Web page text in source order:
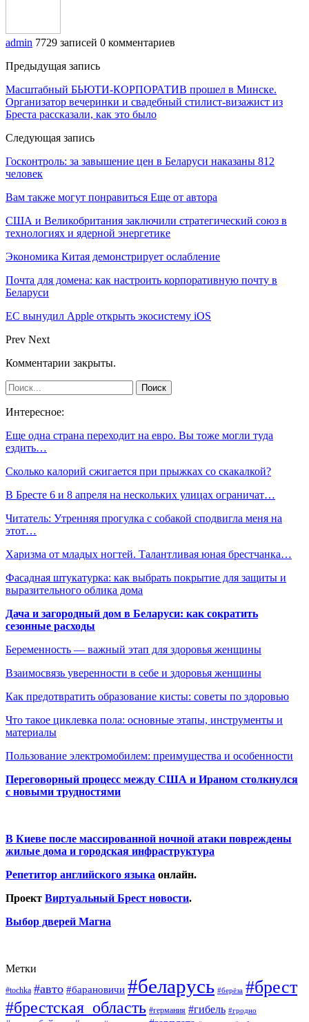
admin 7729 записей 0 комментариев
Предыдущая запись
Масштабный БЬЮТИ-КОРПОРАТИВ прошел в Минске.
Организатор вечеринки и свадебный стилист-визажист из
Бреста рассказали, как это было
Следующая запись
Госконтроль: за завышение цен в Беларуси наказаны 812
человек
Вам также могут понравиться Еще от автора
США и Великобритания заключили стратегический союз в
технологиях и ядерной энергетике
Экономика Китая демонстрирует ослабление
Почта для домена: как настроить корпоративную почту в
Беларуси
ЕС вынудил Apple открыть экосистему iOS
Prev Next
Комментарии закрыты.
Интересное:
Еще одна страна переходит на евро. Вы тоже могли туда
ездить…
Сколько калорий сжигается при прыжках со скакалкой?
В Бресте 6 и 8 апреля на нескольких улицах ограничат…
Читатель: Утренняя прогулка с собакой сподвигла меня на
этот…
Харизма от младых ногтей. Талантливая юная брестчанка…
Фасадная штукатурка: как выбрать покрытие для защиты и
выразительного облика дома
Дача и загородный дом в Беларуси: как сократить
сезонные расходы
Беременность — важный этап для здоровья женщины
Взаимосвязь уверенности в себе и здоровья женщины
Как предотвратить образование кисты: советы по здоровью
Что такое циклевка пола: основные этапы, инструменты и
материалы
Пользование электромобилем: преимущества и особенности
Переговорный процесс между США и Ираном столкнулся
с новыми трудностями
В Киеве после массированной ночной атаки повреждены
жилые дома и городская инфраструктура
Репетитор английского языка онлайн.
Проект Виртуальный Брест новости.
Выбор дверей Магна
Метки
#tochka #авто #барановичи #беларусь #берёза #брест
#брестская_область #германия #гибель #гродно